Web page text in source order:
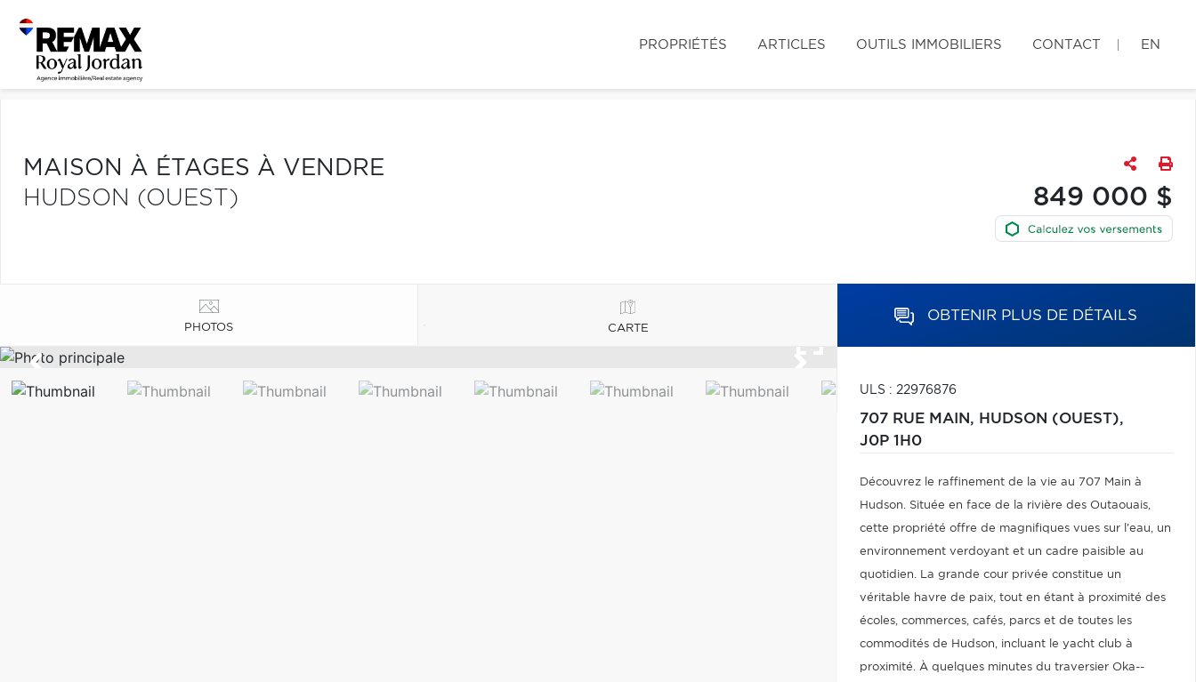
PROPRIÉTÉS ARTICLES OUTILS IMMOBILIERS CONTACT EN
MAISON À ÉTAGES À VENDRE
HUDSON (OUEST)
849 000 $
PHOTOS CARTE
OBTENIR PLUS DE DÉTAILS
ULS : 22976876
707 RUE MAIN, HUDSON (OUEST),
J0P 1H0
Découvrez le raffinement de la vie au 707 Main à
Hudson. Située en face de la rivière des Outaouais,
cette propriété offre de magnifiques vues sur l'eau, un
environnement verdoyant et un cadre paisible au
quotidien. La grande cour privée constitue un
véritable havre de paix, tout en étant à proximité des
écoles, commerces, cafés, parcs et de toutes les
commodités de Hudson, incluant le yacht club à
proximité. À quelques minutes du traversier Oka--